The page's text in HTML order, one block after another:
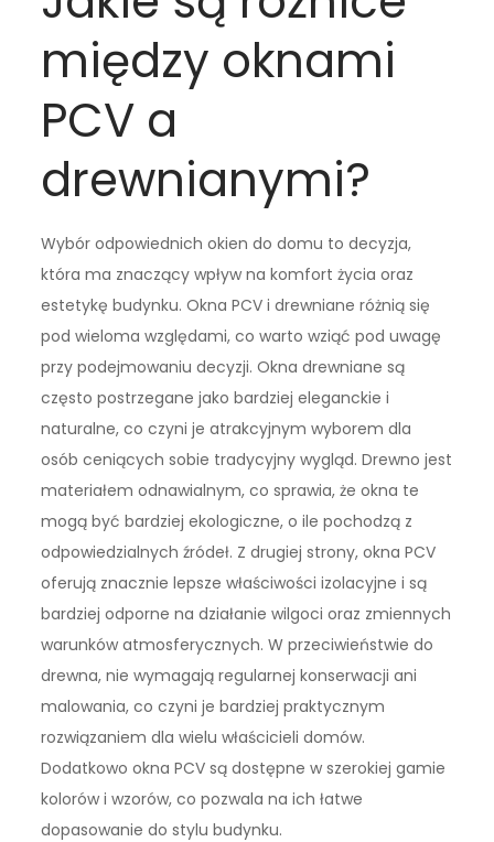
między oknami
PCV a
drewnianymi?
Wybór odpowiednich okien do domu to decyzja,
która ma znaczący wpływ na komfort życia oraz
estetykę budynku. Okna PCV i drewniane różnią się
pod wieloma względami, co warto wziąć pod uwagę
przy podejmowaniu decyzji. Okna drewniane są
często postrzegane jako bardziej eleganckie i
naturalne, co czyni je atrakcyjnym wyborem dla
osób ceniących sobie tradycyjny wygląd. Drewno jest
materiałem odnawialnym, co sprawia, że okna te
mogą być bardziej ekologiczne, o ile pochodzą z
odpowiedzialnych źródeł. Z drugiej strony, okna PCV
oferują znacznie lepsze właściwości izolacyjne i są
bardziej odporne na działanie wilgoci oraz zmiennych
warunków atmosferycznych. W przeciwieństwie do
drewna, nie wymagają regularnej konserwacji ani
malowania, co czyni je bardziej praktycznym
rozwiązaniem dla wielu właścicieli domów.
Dodatkowo okna PCV są dostępne w szerokiej gamie
kolorów i wzorów, co pozwala na ich łatwe
dopasowanie do stylu budynku.